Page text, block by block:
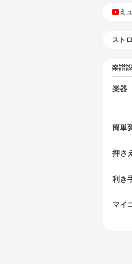
ミ
スト
楽譜
楽器
簡単
押さ
利き
マイ